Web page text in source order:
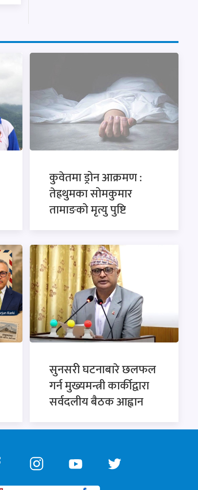
कुवेतमा ड्रोन आक्रमण :
तेह्रथुमका सोमकुमार
तामाङको मृत्यु पुष्टि
सुनसरी घटनाबारे छलफल
गर्न मुख्यमन्त्री कार्कीद्वारा
सर्वदलीय बैठक आह्वान